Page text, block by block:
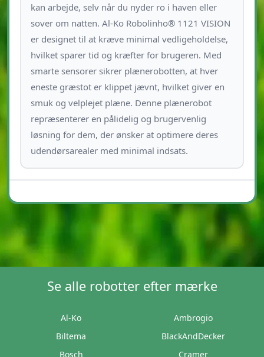
kan arbejde, selv når du nyder ro i haven eller
sover om natten. Al-Ko Robolinho® 1121 VISION
er designet til at kræve minimal vedligeholdelse,
hvilket sparer tid og kræfter for brugeren. Med
smarte sensorer sikrer plænerobotten, at hver
eneste græstot er klippet jævnt, hvilket giver en
smuk og velplejet plæne. Denne plænerobot
repræsenterer en pålidelig og brugervenlig
løsning for dem, der ønsker at optimere deres
udendørsarealer med minimal indsats.
Se alle robotter efter mærke
Al-Ko
Ambrogio
Biltema
BlackAndDecker
Bosch
Cramer